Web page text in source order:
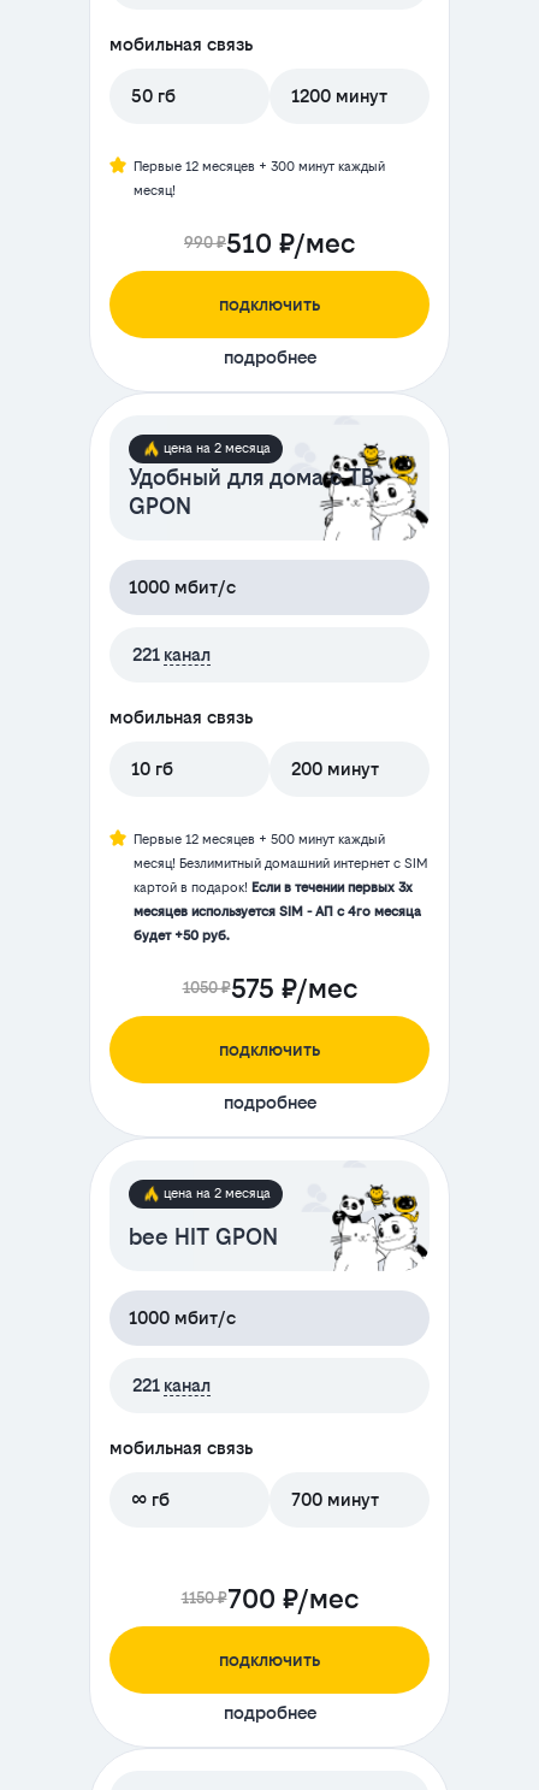
мобильная связь
50 гб 1200 минут
Первые 12 месяцев + 300 минут каждый
месяц!
990 ₽510 ₽/мес
подключить
подробнее
цена на 2 месяца
Удобный для дома с ТВ
GPON
1000 мбит/с
221 канал
мобильная связь
10 гб 200 минут
Первые 12 месяцев + 500 минут каждый
месяц! Безлимитный домашний интернет с SIM
картой в подарок! Если в течении первых 3х
месяцев используется SIM - АП с 4го месяца
будет +50 руб.
1050 ₽575 ₽/мес
подключить
подробнее
цена на 2 месяца
bee HIT GPON
1000 мбит/с
221 канал
мобильная связь
∞ гб 700 минут
1150 ₽700 ₽/мес
подключить
подробнее